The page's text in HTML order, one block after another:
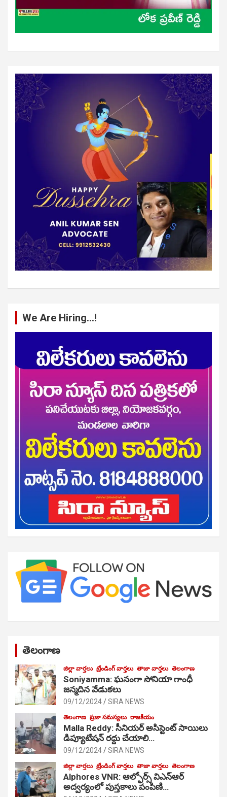
We Are Hiring…!
తెలంగాణ
జిల్లా వార్తలు ట్రేండింగ్ వార్తలు తాజా వార్తలు తెలంగాణ
Soniyamma: ఘ‌నంగా సోనియా గాంధీ
జ‌న్మ‌దిన వేడుక‌లు
09/12/2024 SIRA NEWS
తెలంగాణ ప్రజా సమస్యలు రాజకీయం
Malla Reddy: సీనియర్ అసిస్టెంట్ సాయిలు
డిప్యూటేషన్ రద్దు చేయాలి…
09/12/2024 SIRA NEWS
జిల్లా వార్తలు ట్రేండింగ్ వార్తలు తాజా వార్తలు తెలంగాణ
Alphores VNR: ఆల్ఫోర్స్ విఎన్ఆర్
అద్వర్యంలో పుస్తకాలు పంపిణి…